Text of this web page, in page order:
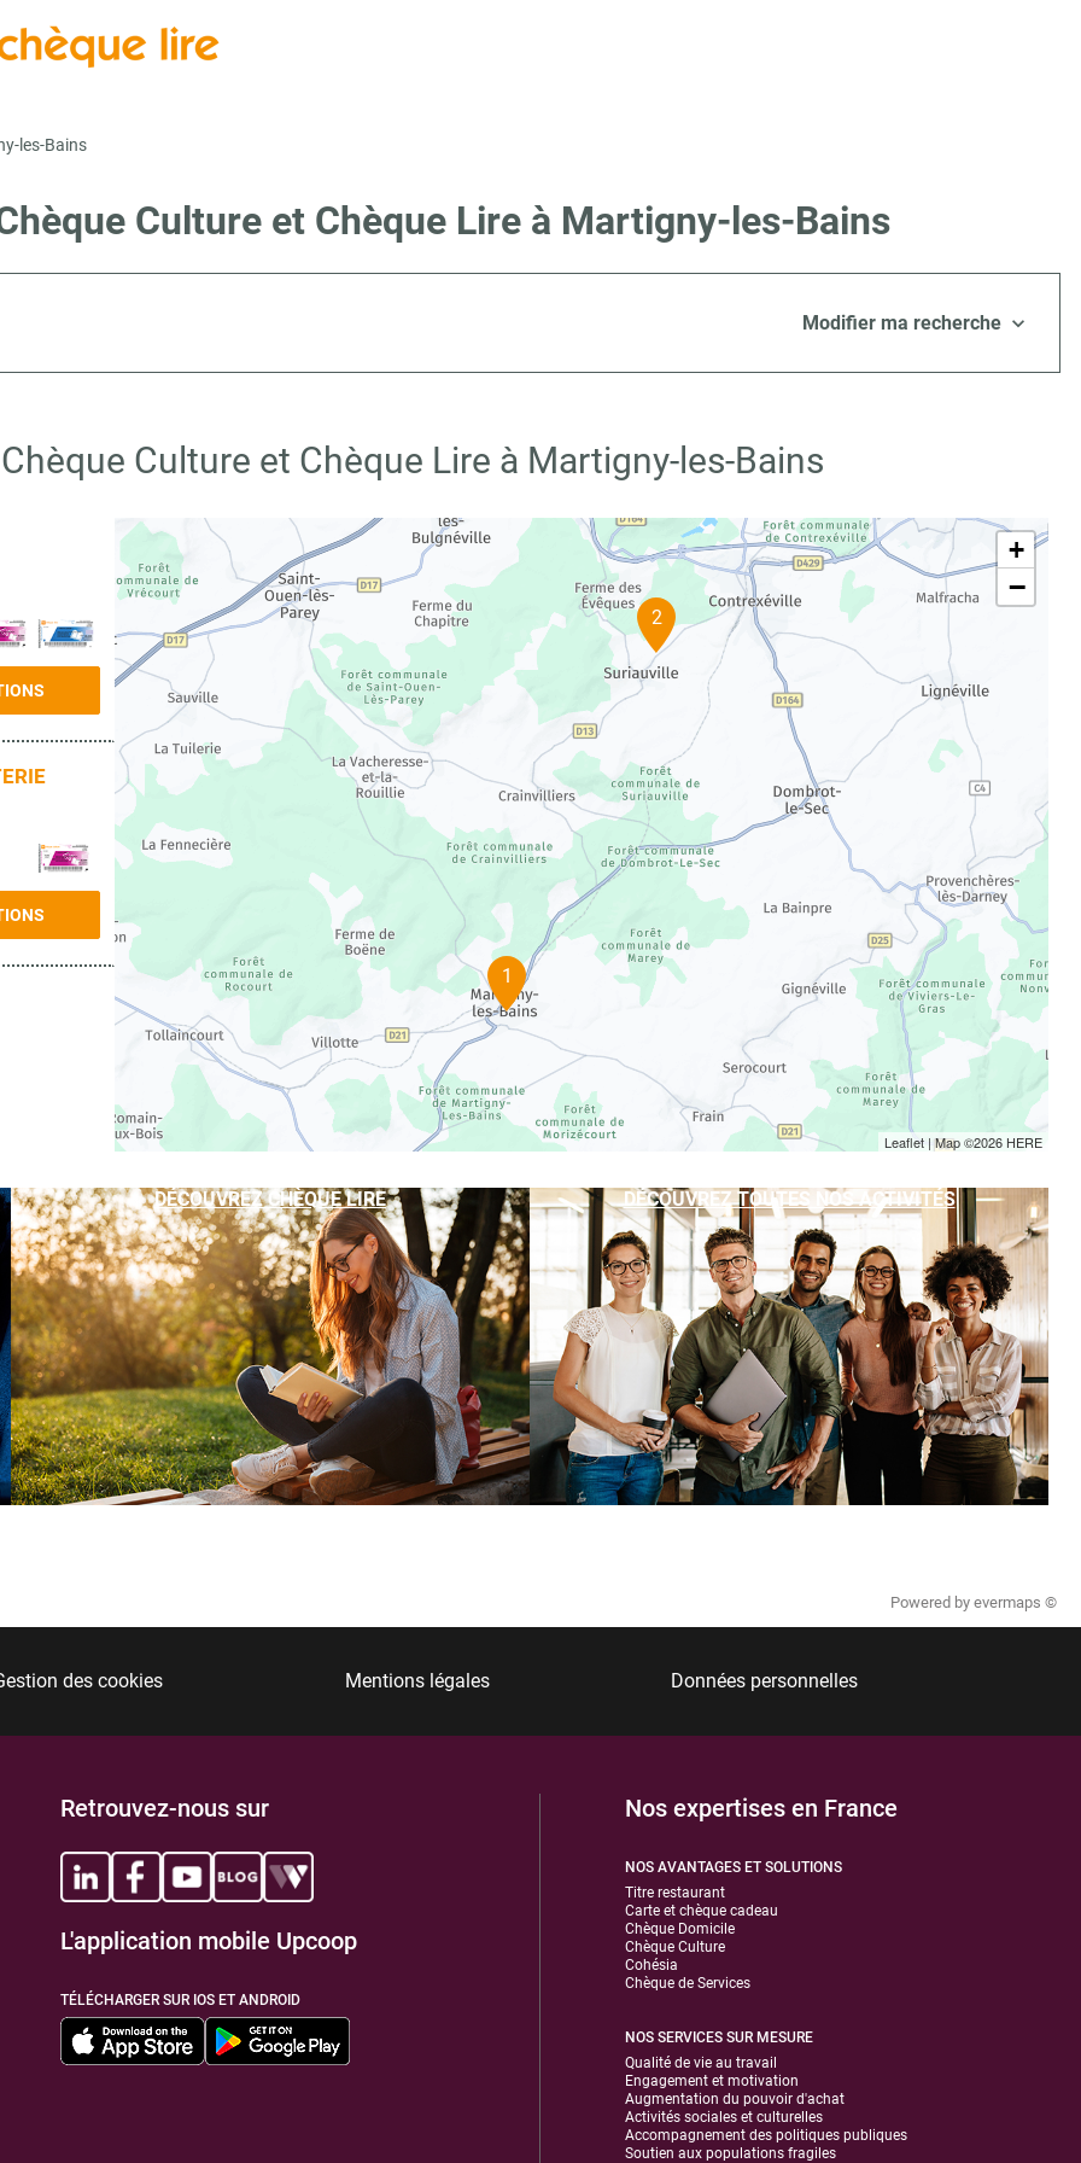
les-Bains
Culture et Chèque Lire à Martigny-les-Bains
Modifier ma recherche
Culture et Chèque Lire à Martigny-les-Bains
2
1
+
−
Leaflet | Map ©2026 HERE
DÉCOUVREZ CHÈQUE LIRE DÉCOUVREZ TOUTES NOS ACTIVITÉS
Powered by evermaps ©
des cookies Mentions légales Données personnelles
Retrouvez-nous sur
L'application mobile Upcoop
TÉLÉCHARGER SUR IOS ET ANDROID
Nos expertises en France
NOS AVANTAGES ET SOLUTIONS
Titre restaurant
Carte et chèque cadeau
Chèque Domicile
Chèque Culture
Cohésia
Chèque de Services
NOS SERVICES SUR MESURE
Qualité de vie au travail
Engagement et motivation
Augmentation du pouvoir d'achat
Activités sociales et culturelles
Accompagnement des politiques publiques
Soutien aux populations fragiles